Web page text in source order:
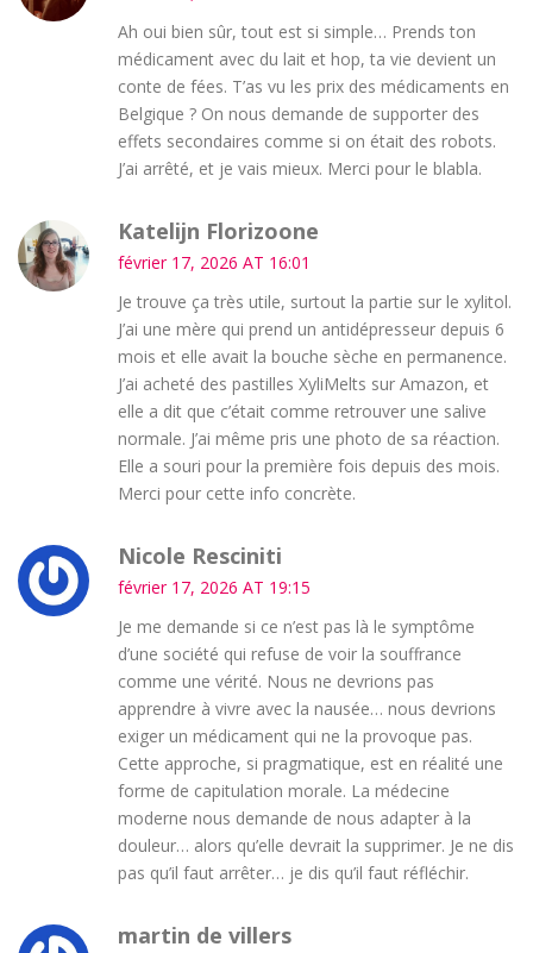
Ah oui bien sûr, tout est si simple… Prends ton
médicament avec du lait et hop, ta vie devient un
conte de fées. T’as vu les prix des médicaments en
Belgique ? On nous demande de supporter des
effets secondaires comme si on était des robots.
J’ai arrêté, et je vais mieux. Merci pour le blabla.
Katelijn Florizoone
février 17, 2026 AT 16:01
Je trouve ça très utile, surtout la partie sur le xylitol.
J’ai une mère qui prend un antidépresseur depuis 6
mois et elle avait la bouche sèche en permanence.
J’ai acheté des pastilles XyliMelts sur Amazon, et
elle a dit que c’était comme retrouver une salive
normale. J’ai même pris une photo de sa réaction.
Elle a souri pour la première fois depuis des mois.
Merci pour cette info concrète.
Nicole Resciniti
février 17, 2026 AT 19:15
Je me demande si ce n’est pas là le symptôme
d’une société qui refuse de voir la souffrance
comme une vérité. Nous ne devrions pas
apprendre à vivre avec la nausée… nous devrions
exiger un médicament qui ne la provoque pas.
Cette approche, si pragmatique, est en réalité une
forme de capitulation morale. La médecine
moderne nous demande de nous adapter à la
douleur… alors qu’elle devrait la supprimer. Je ne dis
pas qu’il faut arrêter… je dis qu’il faut réfléchir.
martin de villers